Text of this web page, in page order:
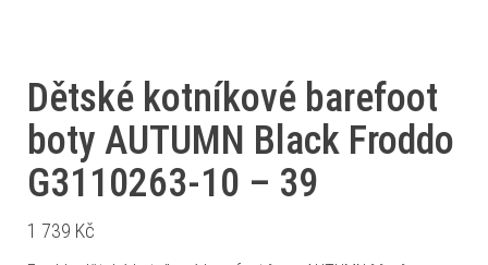
Dětské kotníkové barefoot
boty AUTUMN Black Froddo
G3110263-10 – 39
1 739 Kč